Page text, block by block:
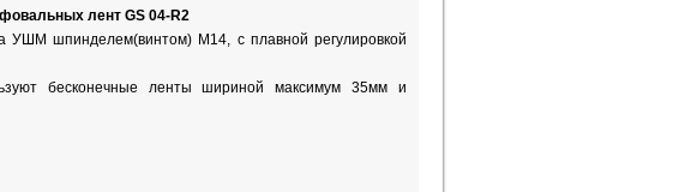
лент GS 04-R2
УШМ шпинделем(винтом) M14, с плавной регулировкой
бесконечные ленты шириной максимум 35мм и